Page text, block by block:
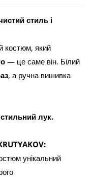
стиль і
костюм, який
— це саме він. Білий
, а ручна вишивка
лук.
унікальний